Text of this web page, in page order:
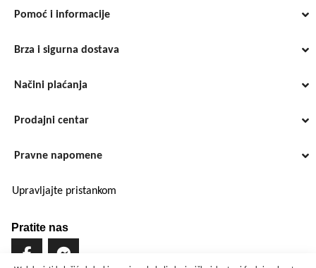
Pomoć i informacije
Brza i sigurna dostava
Načini plaćanja
Prodajni centar
Pravne napomene
Upravljajte pristankom
Pratite nas